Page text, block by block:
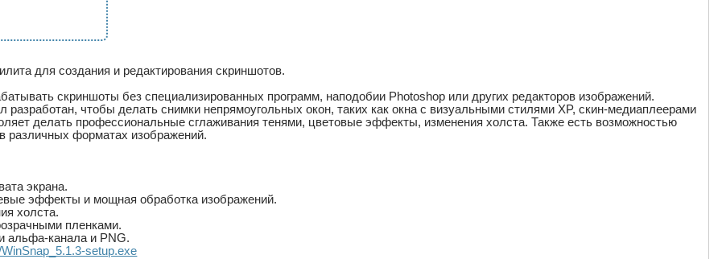
для создания и редактирования скриншотов.
скриншоты без специализированных программ, наподобии Photoshop или других редакторов изображений.
разработан, чтобы делать снимки непрямоугольных окон, таких как окна с визуальными стилями XP, скин-медиаплеерами
делать профессиональные сглаживания тенями, цветовые эффекты, изменения холста. Также есть возможностью
различных форматах изображений.
экрана.
эффекты и мощная обработка изображений.
холста.
пленками.
альфа-канала и PNG.
setup.exe